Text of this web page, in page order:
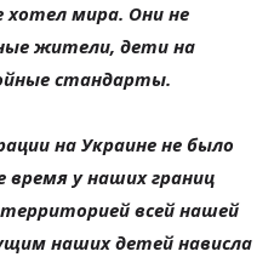
хотел мира. Они не
жители, дети на
стандарты.
на Украине не было
у наших границ
всей нашей
наших детей нависла